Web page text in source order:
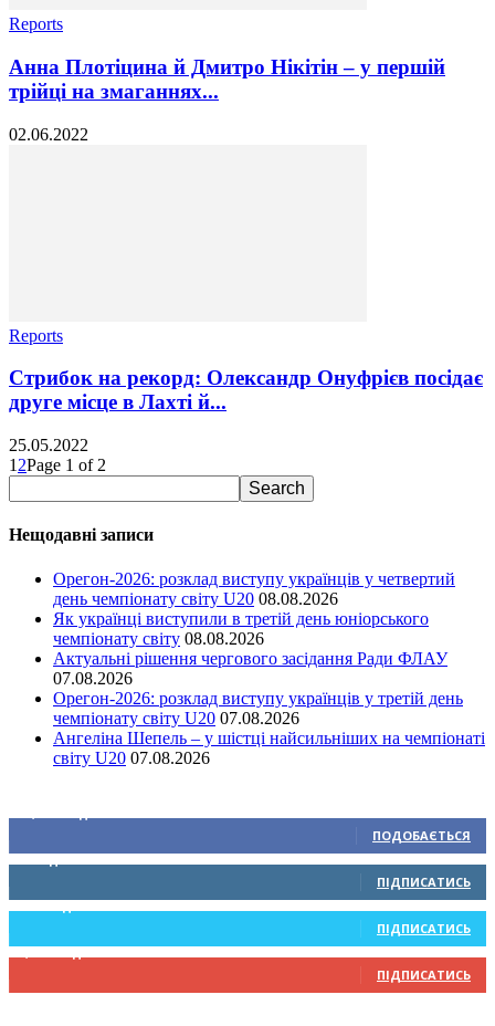
Reports
Анна Плотіцина й Дмитро Нікітін – у першій
трійці на змаганнях...
02.06.2022
Reports
Стрибок на рекорд: Олександр Онуфрієв посідає
друге місце в Лахті й...
25.05.2022
1 2Page 1 of 2
Нещодавні записи
Орегон-2026: розклад виступу українців у четвертий
день чемпіонату світу U20 08.08.2026
Як українці виступили в третій день юніорського
чемпіонату світу 08.08.2026
Актуальні рішення чергового засідання Ради ФЛАУ
07.08.2026
Орегон-2026: розклад виступу українців у третій день
чемпіонату світу U20 07.08.2026
Ангеліна Шепель – у шістці найсильніших на чемпіонаті
світу U20 07.08.2026
ПОДОБАЄТЬСЯ
ПІДПИСАТИСЬ
ПІДПИСАТИСЬ
ПІДПИСАТИСЬ